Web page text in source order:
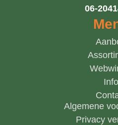
06-
Info
Algemene
Privacy